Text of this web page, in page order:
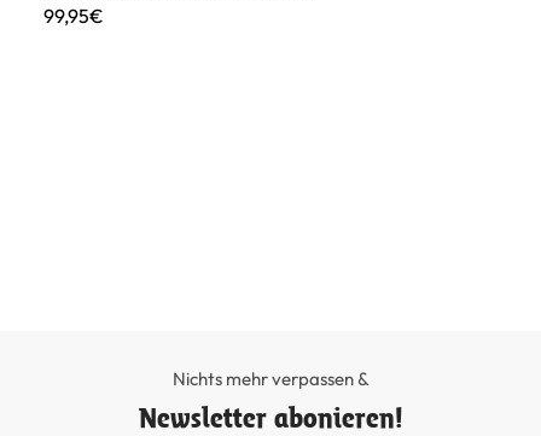
99,95€
Nichts mehr verpassen &
Newsletter abonieren!